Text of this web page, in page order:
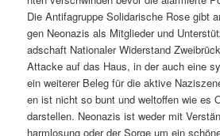
Die Antifa­gruppe Sol­i­darische Rose gibt
gen Neon­azis als Mit­glieder und
ad­schaft Nationaler Wider­stand
Attacke auf das Haus, in der auch eine
ein weit­er­er Beleg für die aktive
en ist nicht so bunt und weltof­fen wie es
darstellen. Neon­azis ist wed­er mit
harm­lo­sung oder der Sorge um ein